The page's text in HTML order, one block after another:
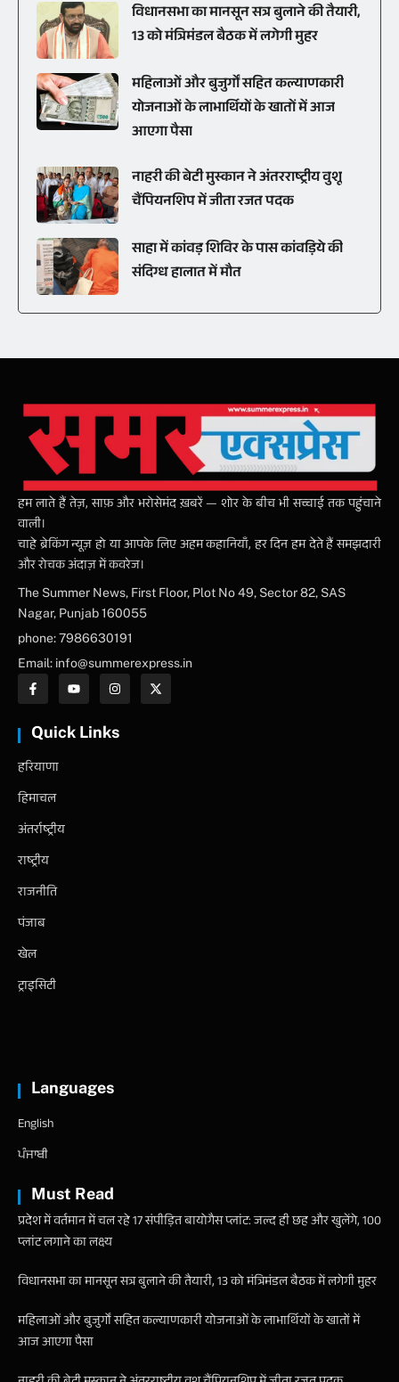
विधानसभा का मानसून सत्र बुलाने की तैयारी,
13 को मंत्रिमंडल बैठक में लगेगी मुहर
महिलाओं और बुजुर्गों सहित कल्याणकारी
योजनाओं के लाभार्थियों के खातों में आज
आएगा पैसा
नाहरी की बेटी मुस्कान ने अंतरराष्ट्रीय वुशू
चैंपियनशिप में जीता रजत पदक
साहा में कांवड़ शिविर के पास कांवड़िये की
संदिग्ध हालात में मौत
हम लाते हैं तेज़, साफ़ और भरोसेमंद ख़बरें — शोर के बीच भी सच्चाई तक पहुंचाने
वाली।
चाहे ब्रेकिंग न्यूज़ हो या आपके लिए अहम कहानियाँ, हर दिन हम देते हैं समझदारी
और रोचक अंदाज़ में कवरेज।
The Summer News, First Floor, Plot No 49, Sector 82, SAS
Nagar, Punjab 160055
phone: 7986630191
Email: info@summerexpress.in
Quick Links
हरियाणा
हिमाचल
अंतर्राष्ट्रीय
राष्ट्रीय
राजनीति
पंजाब
खेल
ट्राइसिटी
Languages
English
ਪੰਜਾਬੀ
Must Read
प्रदेश में वर्तमान में चल रहे 17 संपीड़ित बायोगैस प्लांट: जल्द ही छह और खुलेंगे, 100
प्लांट लगाने का लक्ष्य
विधानसभा का मानसून सत्र बुलाने की तैयारी, 13 को मंत्रिमंडल बैठक में लगेगी मुहर
महिलाओं और बुजुर्गों सहित कल्याणकारी योजनाओं के लाभार्थियों के खातों में
आज आएगा पैसा